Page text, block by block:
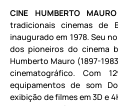
CINE HUMBERTO
tradicionais cinemas de
inaugurado em 1978. Seu
dos pioneiros do cinema
Humberto Mauro (1897-
cinematográfico. Com
equipamentos de som
exibição de filmes em 3D e